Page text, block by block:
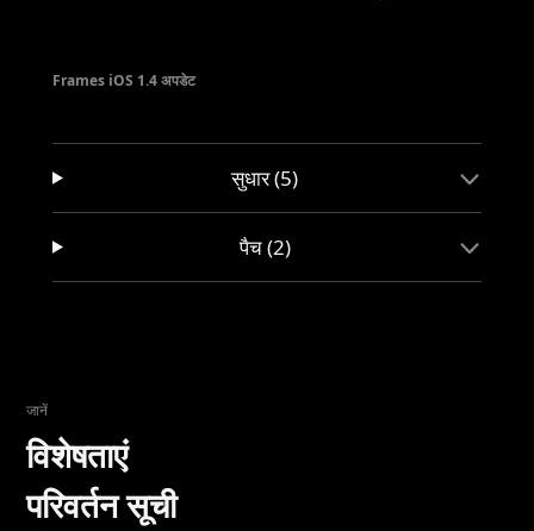
Frames iOS 1.4 अपडेट
सुधार (5)
पैच (2)
जानें
विशेषताएं
परिवर्तन सूची